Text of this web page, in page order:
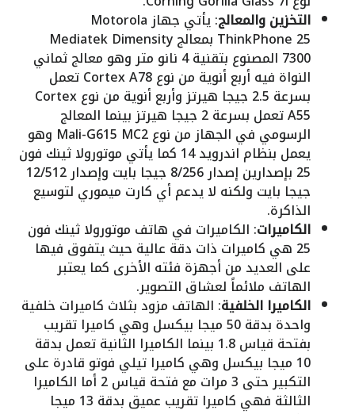
التخزين والمعالج : يأتي جهاز Motorola
ThinkPhone 25 بمعالج Mediatek Dimensity
7300 المصنوع بتقنية 4 نانو متر وهو معالج ثماني
النواة فيه أربع أنوية من نوع Cortex A78 تعمل
بسرعة 2.5 جيجا هيرتز وأربع أنوية من نوع Cortex
A55 تعمل بسرعة 2 جيجا هيرتز بينما المعالج
الرسومي في الجهاز من نوع Mali-G615 MC2 وهو
يعمل بنظام اندرويد 14 كما يأتي موتورولا ثينك فون
25 بإصدارين إصدار 8/256 جيجا بايت وإصدار 12/512
جيجا بايت ولكنه لا يدعم أي كارت ميموري لتوسيع
الذاكرة.
الكاميرات: الكاميرات في هاتف موتورولا ثينك فون
25 هي كاميرات ذات دقة عالية حيث يتفوق فيها
على العديد من أجهزة فئته الأخرى كما يعتبر
الهاتف ملائماً لعشاق التصوير.
الكاميرا الخلفية: الهاتف مزود بثلاث كاميرات خلفية
واحدة بدقة 50 ميجا بيكسل وهي كاميرا تقريب
بفتحة قياس 1.8 بينما الكاميرا الثانية تعمل بدقة
10 ميجا بيكسل وهي كاميرا تيلي فوتو قادرة على
التكبير حتى 3 مرات مع فتحة قياس 2 أما الكاميرا
الثالثة فهي كاميرا تقريب عميق بدقة 13 ميجا